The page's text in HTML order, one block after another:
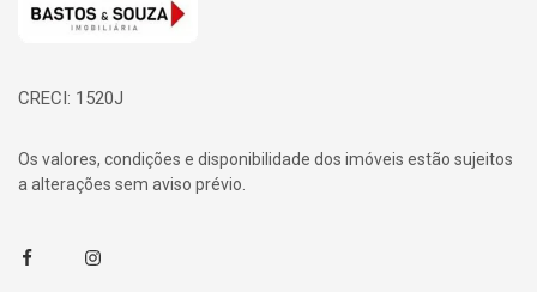
CRECI: 1520J
Os valores, condições e disponibilidade dos imóveis estão sujeitos
a alterações sem aviso prévio.
FacebookInstagram